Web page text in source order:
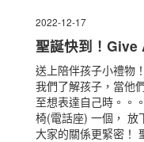
2022-12-17
聖誕快到！Give
送上陪伴孩子小禮物
我們了解孩子，當他
至想表達自己時。。
椅(電話座) 一個， 放
大家的關係更緊密！